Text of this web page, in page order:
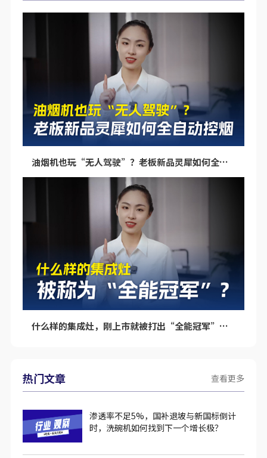
油烟机也玩“无人驾驶”？老板新品灵犀如何全自动控烟
什么样的集成灶，刚上市就被打出“全能冠军”的标签呢？
热门文章 查看更多
渗透率不足5%，国补退坡与新国标倒计
时，洗碗机如何找到下一个增长极？